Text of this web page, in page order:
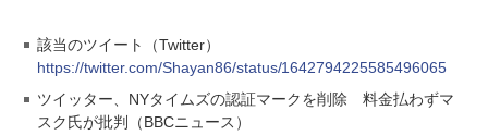
該当のツイート（Twitter）
https://twitter.com/Shayan86/status/1642794225585496065
ツイッター、NYタイムズの認証マークを削除 料金払わずマ
スク氏が批判（BBCニュース）